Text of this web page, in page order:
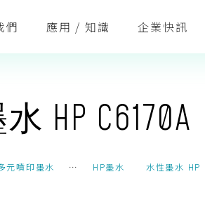
們 應用 / 知識 企業快訊
HP C6170A
元噴印墨水 ⋯ HP墨水 水性墨水 HP